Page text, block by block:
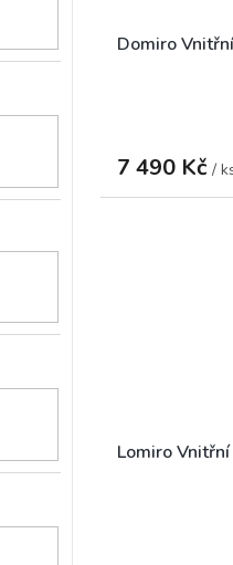
Domiro
7 490 Kč /
Lomiro